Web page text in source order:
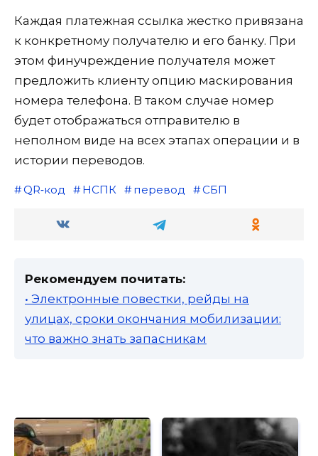
Каждая платежная ссылка жестко привязана
к конкретному получателю и его банку. При
этом финучреждение получателя может
предложить клиенту опцию маскирования
номера телефона. В таком случае номер
будет отображаться отправителю в
неполном виде на всех этапах операции и в
истории переводов.
QR‑код НСПК перевод СБП
Рекомендуем почитать:
• Электронные повестки, рейды на
улицах, сроки окончания мобилизации:
что важно знать запасникам